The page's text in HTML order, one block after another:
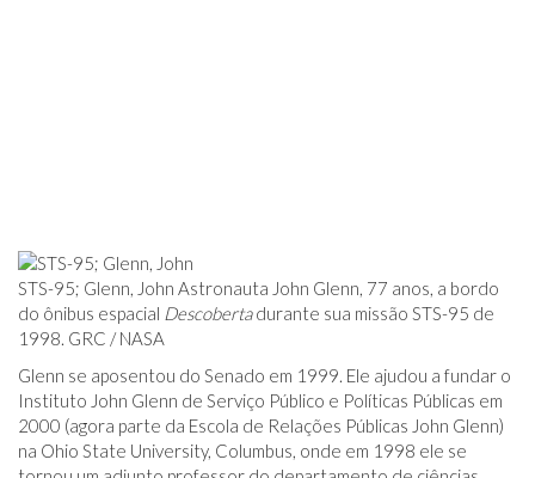
STS-95; Glenn, John Astronauta John Glenn, 77 anos, a bordo
do ônibus espacial Descobertadurante sua missão STS-95 de
1998. GRC / NASA
Glenn se aposentou do Senado em 1999. Ele ajudou a fundar o
Instituto John Glenn de Serviço Público e Políticas Públicas em
2000 (agora parte da Escola de Relações Públicas John Glenn)
na Ohio State University, Columbus, onde em 1998 ele se